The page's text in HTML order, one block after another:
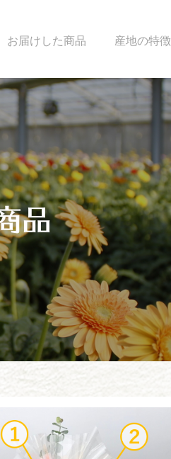
お届けした商品 産地の特徴
品